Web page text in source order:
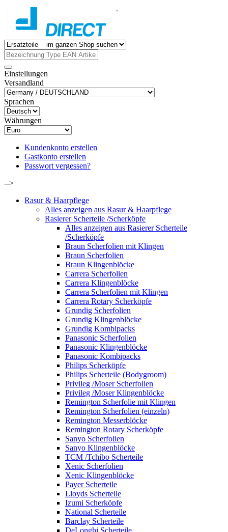
.
Einstellungen
Versandland
Sprachen
Währungen
Kundenkonto erstellen
Gastkonto erstellen
Passwort vergessen?
-->
Rasur & Haarpflege
Alles anzeigen aus Rasur & Haarpflege
Rasierer Scherteile /Scherköpfe
Alles anzeigen aus Rasierer Scherteile
/Scherköpfe
Braun Scherfolien mit Klingen
Braun Scherfolien
Braun Klingenblöcke
Carrera Scherfolien
Carrera Klingenblöcke
Carrera Scherfolien mit Klingen
Carrera Rotary Scherköpfe
Grundig Scherfolien
Grundig Klingenblöcke
Grundig Kombipacks
Panasonic Scherfolien
Panasonic Klingenblöcke
Panasonic Kombipacks
Philips Scherköpfe
Philips Scherteile (Bodygroom)
Privileg /Moser Scherfolien
Privileg /Moser Klingenblöcke
Remington Scherfolie mit Klingen
Remington Scherfolien (einzeln)
Remington Messerblöcke
Remington Rotary Scherköpfe
Sanyo Scherfolien
Sanyo Klingenblöcke
TCM /Tchibo Scherteile
Xenic Scherfolien
Xenic Klingenblöcke
Payer Scherteile
Lloyds Scherteile
Izumi Scherköpfe
National Scherteile
Barclay Scherteile
DeLonghi Scherteile